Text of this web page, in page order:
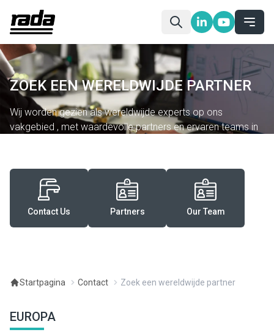
ZOEK EEN WERELDWIJDE PARTNER
Wij worden gezien als wereldwijde experts op ons
vakgebied , met waardevolle partners en ervaren teams in
Contact Us Partners Our Team
Startpagina Contact Zoek een wereldwijde partner
EUROPA